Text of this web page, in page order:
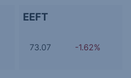
EEFT
73.07 -1.62%